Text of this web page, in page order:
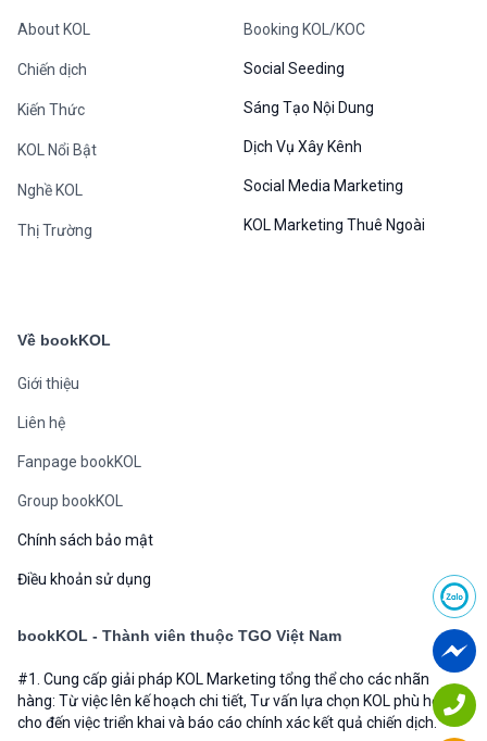
About KOL
Chiến dịch
Kiến Thức
KOL Nổi Bật
Nghề KOL
Thị Trường
Booking KOL/KOC
Social Seeding
Sáng Tạo Nội Dung
Dịch Vụ Xây Kênh
Social Media Marketing
KOL Marketing Thuê Ngoài
Về bookKOL
Giới thiệu
Liên hệ
Fanpage bookKOL
Group bookKOL
Chính sách bảo mật
Điều khoản sử dụng
bookKOL - Thành viên thuộc TGO Việt Nam
#1. Cung cấp giải pháp KOL Marketing tổng thể cho các nhãn
hàng: Từ việc lên kế hoạch chi tiết, Tư vấn lựa chọn KOL phù hợp
cho đến việc triển khai và báo cáo chính xác kết quả chiến dịch.